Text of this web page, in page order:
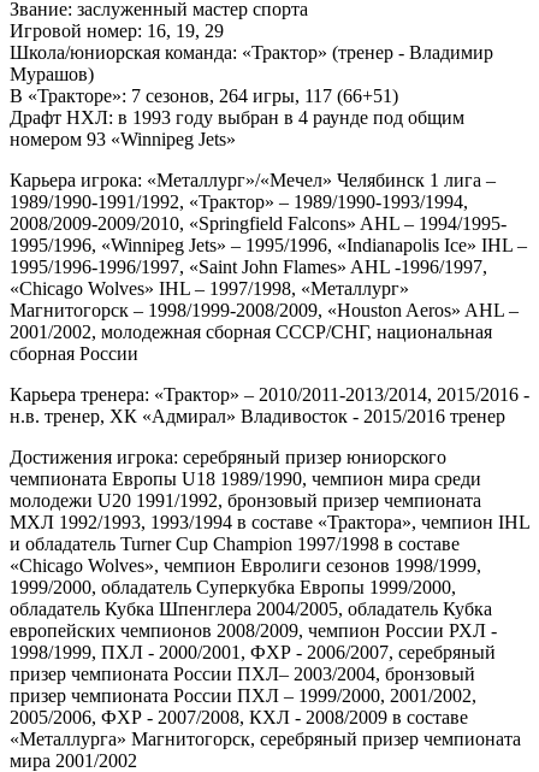
Звание: заслуженный мастер спорта
Игровой номер: 16, 19, 29
Школа/юниорская команда: «Трактор» (тренер - Владимир
Мурашов)
В «Тракторе»: 7 сезонов, 264 игры, 117 (66+51)
Драфт НХЛ: в 1993 году выбран в 4 раунде под общим
номером 93 «Winnipeg Jets»
Карьера игрока: «Металлург»/«Мечел» Челябинск 1 лига –
1989/1990-1991/1992, «Трактор» – 1989/1990-1993/1994,
2008/2009-2009/2010, «Springfield Falcons» AHL – 1994/1995-
1995/1996, «Winnipeg Jets» – 1995/1996, «Indianapolis Ice» IHL –
1995/1996-1996/1997, «Saint John Flames» AHL -1996/1997,
«Chicago Wolves» IHL – 1997/1998, «Металлург»
Магнитогорск – 1998/1999-2008/2009, «Houston Aeros» AHL –
2001/2002, молодежная сборная СССР/СНГ, национальная
сборная России
Карьера тренера: «Трактор» – 2010/2011-2013/2014, 2015/2016 -
н.в. тренер, ХК «Адмирал» Владивосток - 2015/2016 тренер
Достижения игрока: серебряный призер юниорского
чемпионата Европы U18 1989/1990, чемпион мира среди
молодежи U20 1991/1992, бронзовый призер чемпионата
МХЛ 1992/1993, 1993/1994 в составе «Трактора», чемпион IHL
и обладатель Turner Cup Champion 1997/1998 в составе
«Chicago Wolves», чемпион Евролиги сезонов 1998/1999,
1999/2000, обладатель Суперкубка Европы 1999/2000,
обладатель Кубка Шпенглера 2004/2005, обладатель Кубка
европейских чемпионов 2008/2009, чемпион России РХЛ -
1998/1999, ПХЛ - 2000/2001, ФХР - 2006/2007, серебряный
призер чемпионата России ПХЛ– 2003/2004, бронзовый
призер чемпионата России ПХЛ – 1999/2000, 2001/2002,
2005/2006, ФХР - 2007/2008, КХЛ - 2008/2009 в составе
«Металлурга» Магнитогорск, серебряный призер чемпионата
мира 2001/2002